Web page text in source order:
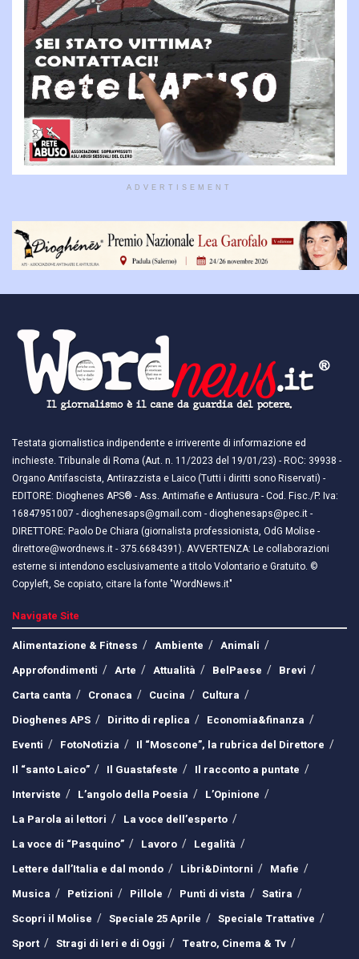
ADVERTISEMENT
Testata giornalistica indipendente e irriverente di informazione ed
inchieste. Tribunale di Roma (Aut. n. 11/2023 del 19/01/23) - ROC: 39938 -
Organo Antifascista, Antirazzista e Laico (Tutti i diritti sono Riservati) -
EDITORE: Dioghenes APS® - Ass. Antimafie e Antiusura - Cod. Fisc./P. Iva:
16847951007 - dioghenesaps@gmail.com - dioghenesaps@pec.it - ​​
DIRETTORE: Paolo De Chiara (giornalista professionista, OdG Molise -
direttore@wordnews.it - ​​375.6684391). AVVERTENZA: Le collaborazioni
esterne si intendono esclusivamente a titolo Volontario e Gratuito. ©
Copyleft, Se copiato, citare la fonte "WordNews.it"
Navigate Site
Alimentazione & Fitness
Ambiente
Animali
Approfondimenti
Arte Attualità BelPaese
Brevi
Carta canta
Cronaca Cucina
Cultura
Dioghenes APS
Diritto di replica
Economia&finanza
Eventi
FotoNotizia
Il “Moscone”, la rubrica del Direttore
Il “santo Laico”
Il Guastafeste
Il racconto a puntate
Interviste
L’angolo della Poesia
L’Opinione
La Parola ai lettori
La voce dell’esperto
La voce di “Pasquino”
Lavoro
Legalità
Lettere dall’Italia e dal mondo
Libri&Dintorni
Mafie
Musica
Petizioni Pillole Punti di vista
Satira
Scopri il Molise
Speciale 25 Aprile
Speciale Trattative
Sport
Stragi di Ieri e di Oggi Teatro, Cinema & Tv